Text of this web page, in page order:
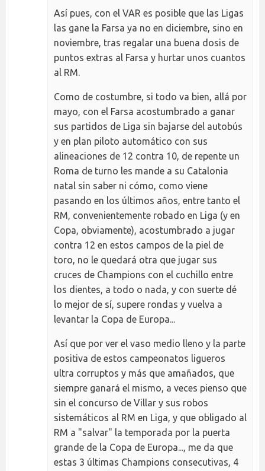
Así pues, con el VAR es posible que las Ligas
las gane la Farsa ya no en diciembre, sino en
noviembre, tras regalar una buena dosis de
puntos extras al Farsa y hurtar unos cuantos
al RM.
Como de costumbre, si todo va bien, allá por
mayo, con el Farsa acostumbrado a ganar
sus partidos de Liga sin bajarse del autobús
y en plan piloto automático con sus
alineaciones de 12 contra 10, de repente un
Roma de turno les mande a su Catalonia
natal sin saber ni cómo, como viene
pasando en los últimos años, entre tanto el
RM, convenientemente robado en Liga (y en
Copa, obviamente), acostumbrado a jugar
contra 12 en estos campos de la piel de
toro, no le quedará otra que jugar sus
cruces de Champions con el cuchillo entre
los dientes, a todo o nada, y con suerte dé
lo mejor de sí, supere rondas y vuelva a
levantar la Copa de Europa...
Así que por ver el vaso medio lleno y la parte
positiva de estos campeonatos ligueros
ultra corruptos y más que amañados, que
siempre ganará el mismo, a veces pienso que
sin el concurso de Villar y sus robos
sistemáticos al RM en Liga, y que obligado al
RM a "salvar" la temporada por la puerta
grande de la Copa de Europa..., me da que
estas 3 últimas Champions consecutivas, 4